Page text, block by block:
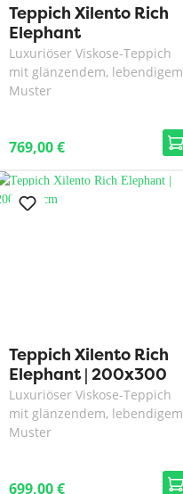
Teppich Xilento Rich
Elephant
Luxuriöser Viskose-Teppich
mit glänzendem, lebendigem
Muster
769,00 €
Teppich Xilento Rich
Elephant | 200x300
cm
Luxuriöser Viskose-Teppich
mit glänzendem, lebendigem
Muster
699,00 €